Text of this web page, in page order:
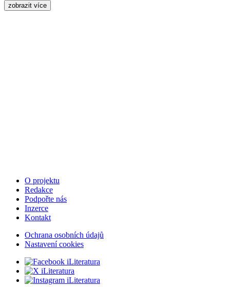
zobrazit více
O projektu
Redakce
Podpořte nás
Inzerce
Kontakt
Ochrana osobních údajů
Nastavení cookies